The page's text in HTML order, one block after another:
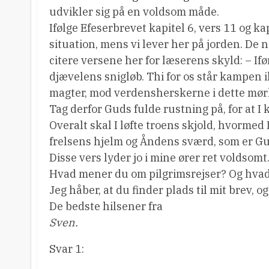
udvikler sig på en voldsom måde.
Ifølge Efeserbrevet kapitel 6, vers 11 og
situation, mens vi lever her på jorden. De
citere versene her for læserens skyld: –
djævelens snigløb. Thi for os står kampen
magter, mod verdensherskerne i dette
Tag derfor Guds fulde rustning på, for at I
Overalt skal I løfte troens skjold,
frelsens hjelm og Åndens sværd, som er
Disse vers lyder jo i mine ører ret
Hvad mener du om pilgrimsrejser? Og
Jeg håber, at du finder plads til mit brev,
De bedste hilsener fra
Sven.
Svar 1: